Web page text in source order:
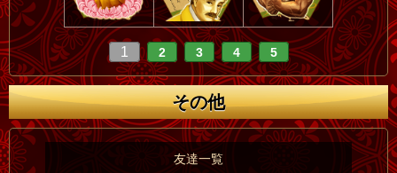
1 2 3 4 5
その他
友達一覧